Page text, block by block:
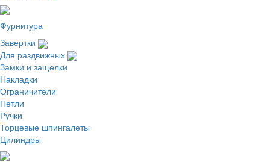
Фурнитура
Завертки
Для раздвижных
Замки и защелки
Накладки
Ограничители
Петли
Ручки
Торцевые шпингалеты
Цилиндры